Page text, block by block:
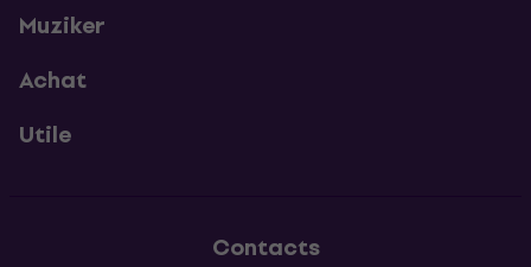
Muziker
Achat
Utile
Contacts